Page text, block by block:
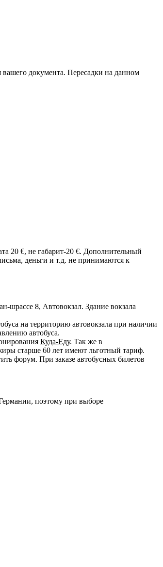
документа. Пересадки на данном
20 €, не габарит-20 €. Дополнительный
деньги и т.д. не принимаются к
шрассе 8, Автовокзал. Здание вокзала
на территорию автовокзала при наличии
автобуса.
Куда-Еду. Так же в
старше 60 лет имеют льготный тариф.
форум. При заказе автобусных билетов
поэтому при выборе